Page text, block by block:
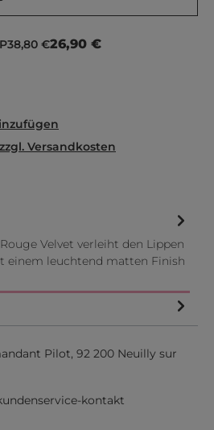
38,80 €26,90 €
Versandkosten
Velvet verleiht den Lippen
einem leuchtend matten Finish
Pilot, 92 200 Neuilly sur
kontakt